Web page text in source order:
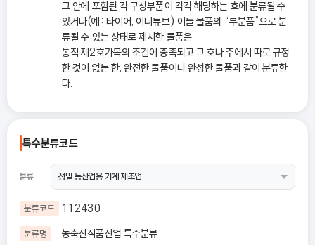
그 안에 포함된 각 구성부품이 각각 해당하는 호에 분류될 수
있거나(예: 타이어, 이너튜브) 이들 물품의 “부분품”으로 분
류될 수 있는 상태로 제시한 물품은
통칙 제2호가목의 조건이 충족되고 그 호나 주에서 따로 규정
한 것이 없는 한, 완전한 물품이나 완성한 물품과 같이 분류한
다.
특수분류코드
분류
분류코드 112430
분류명 농축산식품산업 특수분류